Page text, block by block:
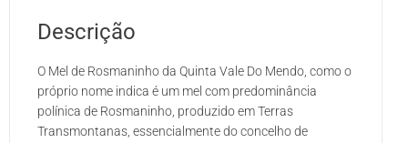
Descrição
O Mel de Rosmaninho da Quinta Vale Do Mendo, como o
próprio nome indica é um mel com predominância
polínica de Rosmaninho, produzido em Terras
Transmontanas, essencialmente do concelho de